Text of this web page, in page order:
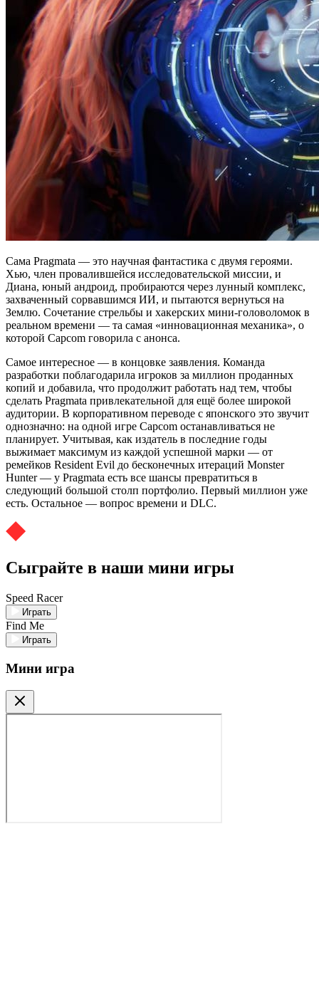
Сама Pragmata — это научная фантастика с двумя героями.
Хью, член провалившейся исследовательской миссии, и
Диана, юный андроид, пробираются через лунный комплекс,
захваченный сорвавшимся ИИ, и пытаются вернуться на
Землю. Сочетание стрельбы и хакерских мини-головоломок в
реальном времени — та самая «инновационная механика», о
которой Capcom говорила с анонса.
Самое интересное — в концовке заявления. Команда
разработки поблагодарила игроков за миллион проданных
копий и добавила, что продолжит работать над тем, чтобы
сделать Pragmata привлекательной для ещё более широкой
аудитории. В корпоративном переводе с японского это звучит
однозначно: на одной игре Capcom останавливаться не
планирует. Учитывая, как издатель в последние годы
выжимает максимум из каждой успешной марки — от
ремейков Resident Evil до бесконечных итераций Monster
Hunter — у Pragmata есть все шансы превратиться в
следующий большой столп портфолио. Первый миллион уже
есть. Остальное — вопрос времени и DLC.
Сыграйте в наши мини игры
Speed Racer
Играть
Find Me
Играть
Мини игра